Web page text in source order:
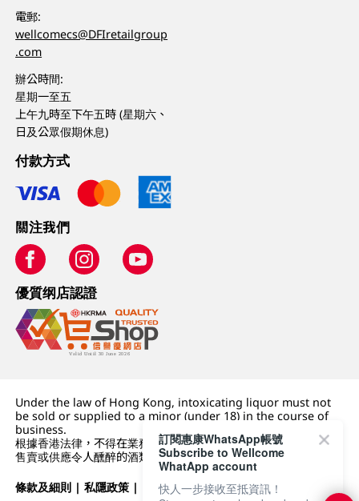
電郵:
wellcomecs@DFIretailgroup
.com
辦公時間:
星期一至五
上午九時至下午五時 (星期六、
日及公眾假期休息)
付款方式
關注我們
優質纲店認證
Under the law of Hong Kong, intoxicating liquor must not
be sold or supplied to a minor (under 18) in the course of
business.
根據香港法律，不得在業務過程中，向未成年人 (18 歲以下人士)
售賣或供應令人醺醉的酒類。
條款及細則 |私隱政策 | DFI零售集團
訂閱惠康WhatsApp帳號
Subscribe to Wellcome
WhatApp account
快人一步接收至抵資訊！